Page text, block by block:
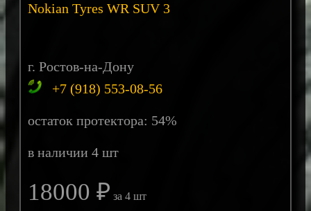
Nokian Tyres WR SUV 3
г. Ростов-на-Дону
+7 (918) 553-08-56
остаток протектора: 54%
в наличии 4 шт
18000 ₽ за 4 шт